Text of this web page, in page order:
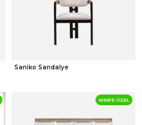
Saniko Sandalye
WEB'E ÖZEL